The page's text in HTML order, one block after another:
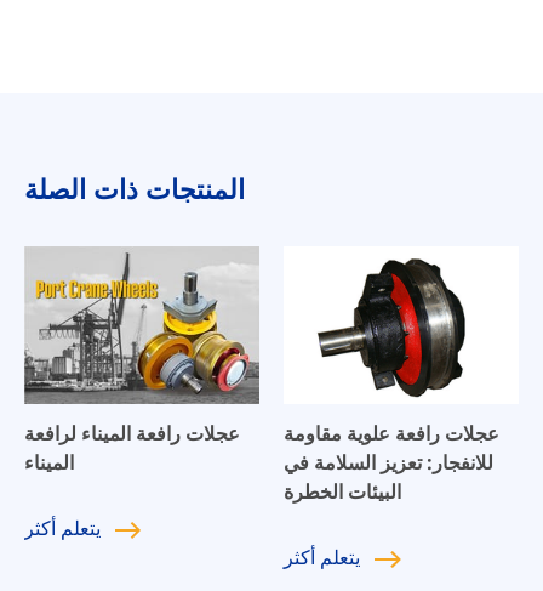
المنتجات ذات الصلة
عجلات رافعة الميناء لرافعة
الميناء
يتعلمأكثر
عجلات رافعة علوية مقاومة
للانفجار: تعزيز السلامة في
البيئات الخطرة
يتعلمأكثر